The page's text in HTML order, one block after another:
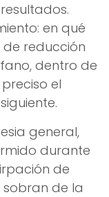
en qué
de reducción
dentro de
el
general,
durante
de
de la